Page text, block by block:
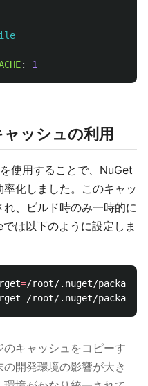
: 1
ッシュの利用
使用することで、NuGet
化しました。このキャッ
、ビルド時のみ一時的に
は以下のように設定しま
=/root/.nuget/
=/root/.nuget/
キャッシュをコピーす
開発環境の影響が大き